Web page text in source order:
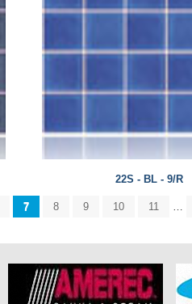
22S - BL - 9/R
7 8 9 10 11